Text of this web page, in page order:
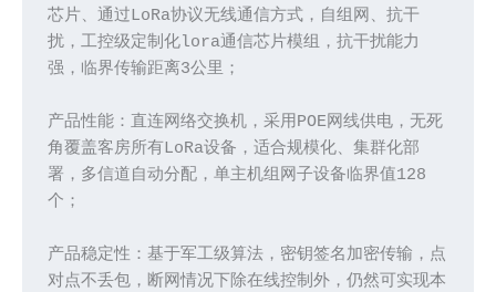
芯片、通过LoRa协议无线通信方式，自组网、抗干
扰，工控级定制化lora通信芯片模组，抗干扰能力
强，临界传输距离3公里；
产品性能：直连网络交换机，采用POE网线供电，无死
角覆盖客房所有LoRa设备，适合规模化、集群化部
署，多信道自动分配，单主机组网子设备临界值128
个；
产品稳定性：基于军工级算法，密钥签名加密传输，点
对点不丢包，断网情况下除在线控制外，仍然可实现本